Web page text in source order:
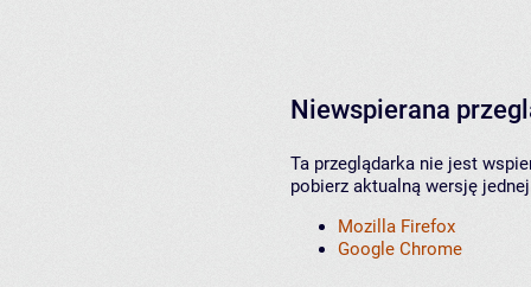
Niewspierana
Ta przeglądarka nie jest
pobierz aktualną wersję
Mozilla Firefox
Google Chrome